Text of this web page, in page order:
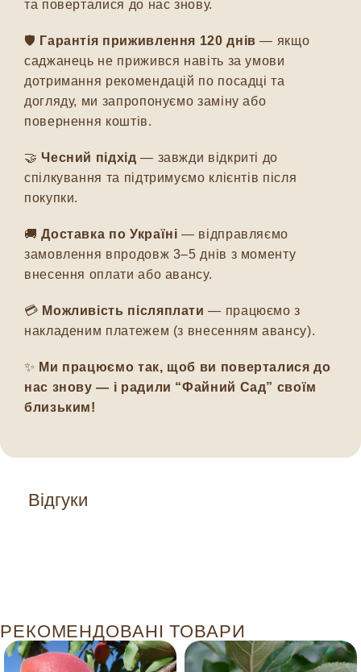
Відгуки
та поверталися до нас знову.
🛡️ Гарантія приживлення 120 днів — якщо
саджанець не прижився навіть за умови
дотримання рекомендацій по посадці та
догляду, ми запропонуємо заміну або
повернення коштів.
🤝Чесний підхід — завжди відкриті до
спілкування та підтримуємо клієнтів після
покупки.
🚚Доставка по Україні — відправляємо
замовлення впродовж 3–5 днів з моменту
внесення оплати або авансу.
💳 Можливість післяплати — працюємо з
накладеним платежем (з внесенням авансу).
✨ Ми працюємо так, щоб ви поверталися до
нас знову — і радили “Файний Сад” своїм
близьким!
РЕКОМЕНДОВАНІ ТОВАРИ